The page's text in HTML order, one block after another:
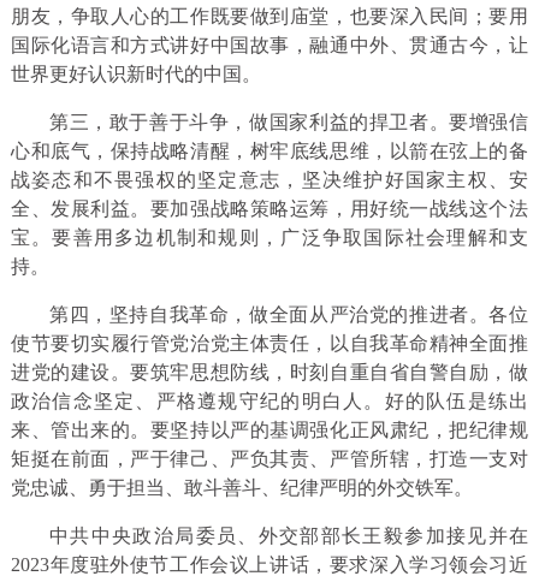
朋友，争取人心的工作既要做到庙堂，也要深入民间；要用
国际化语言和方式讲好中国故事，融通中外、贯通古今，让
世界更好认识新时代的中国。
第三，敢于善于斗争，做国家利益的捍卫者。要增强信
心和底气，保持战略清醒，树牢底线思维，以箭在弦上的备
战姿态和不畏强权的坚定意志，坚决维护好国家主权、安
全、发展利益。要加强战略策略运筹，用好统一战线这个法
宝。要善用多边机制和规则，广泛争取国际社会理解和支
持。
第四，坚持自我革命，做全面从严治党的推进者。各位
使节要切实履行管党治党主体责任，以自我革命精神全面推
进党的建设。要筑牢思想防线，时刻自重自省自警自励，做
政治信念坚定、严格遵规守纪的明白人。好的队伍是练出
来、管出来的。要坚持以严的基调强化正风肃纪，把纪律规
矩挺在前面，严于律己、严负其责、严管所辖，打造一支对
党忠诚、勇于担当、敢斗善斗、纪律严明的外交铁军。
中共中央政治局委员、外交部部长王毅参加接见并在
2023年度驻外使节工作会议上讲话，要求深入学习领会习近